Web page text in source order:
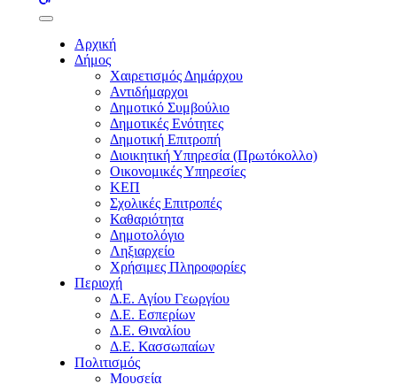
buttons
Αρχική
Δήμος
Χαιρετισμός Δημάρχου
Αντιδήμαρχοι
Δημοτικό Συμβούλιο
Δημοτικές Ενότητες
Δημοτική Επιτροπή
Διοικητική Υπηρεσία (Πρωτόκολλο)
Οικονομικές Υπηρεσίες
ΚΕΠ
Σχολικές Επιτροπές
Καθαριότητα
Δημοτολόγιο
Ληξιαρχείο
Χρήσιμες Πληροφορίες
Περιοχή
Δ.Ε. Αγίου Γεωργίου
Δ.Ε. Εσπερίων
Δ.Ε. Θιναλίου
Δ.Ε. Κασσωπαίων
Πολιτισμός
Μουσεία